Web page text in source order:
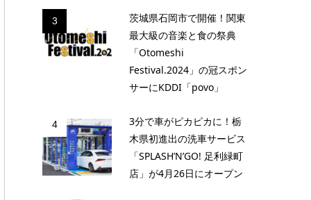
3
茨城県石岡市で開催！関東
最大級の音楽と食の祭典
「Otomeshi
Festival.2024」の冠スポン
サーにKDDI「povo」
4
3分で車がピカピカに！栃
木県初進出の洗車サービス
「SPLASH’N’GO! 足利緑町
店」が4月26日にオープン